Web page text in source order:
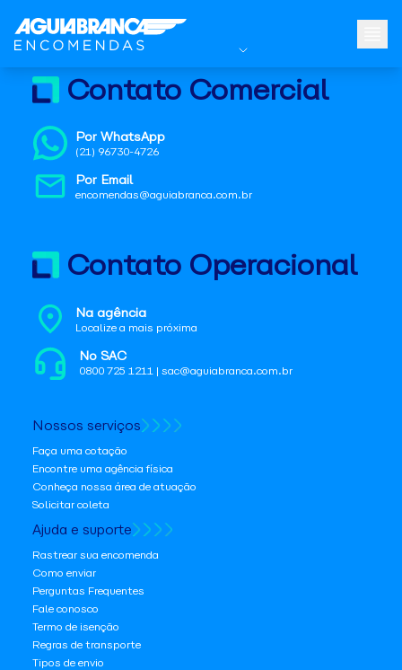
Contato Comercial
Por WhatsApp
(21) 96730-4726
Por Email
encomendas@aguiabranca.com.br
Contato Operacional
Na agência
Localize a mais próxima
No SAC
0800 725 1211 | sac@aguiabranca.com.br
Nossos serviços
Faça uma cotação
Encontre uma agência física
Conheça nossa área de atuação
Solicitar coleta
Ajuda e suporte
Rastrear sua encomenda
Como enviar
Perguntas Frequentes
Fale conosco
Termo de isenção
Regras de transporte
Tipos de envio